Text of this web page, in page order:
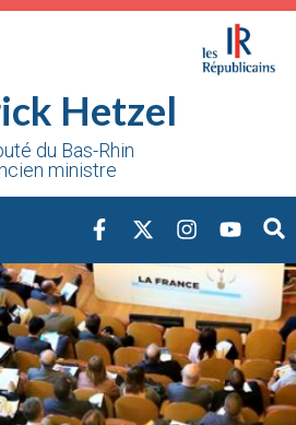
Hetzel
du Bas-Rhin
ministre